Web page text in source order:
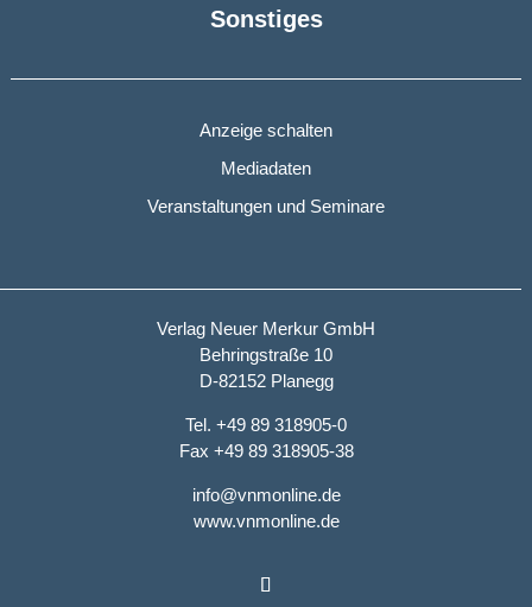
Sonstiges
Anzeige schalten
Mediadaten
Veranstaltungen und Seminare
Verlag Neuer Merkur GmbH
Behringstraße 10
D-82152 Planegg
Tel. +49 89 318905-0
Fax +49 89 318905-38
info@vnmonline.de
www.vnmonline.de